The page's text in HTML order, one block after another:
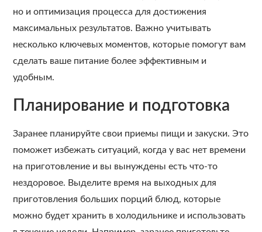
но и оптимизация процесса для достижения
максимальных результатов. Важно учитывать
несколько ключевых моментов, которые помогут вам
сделать ваше питание более эффективным и
удобным.
Планирование и подготовка
Заранее планируйте свои приемы пищи и закуски. Это
поможет избежать ситуаций, когда у вас нет времени
на приготовление и вы вынуждены есть что-то
нездоровое. Выделите время на выходных для
приготовления больших порций блюд, которые
можно будет хранить в холодильнике и использовать